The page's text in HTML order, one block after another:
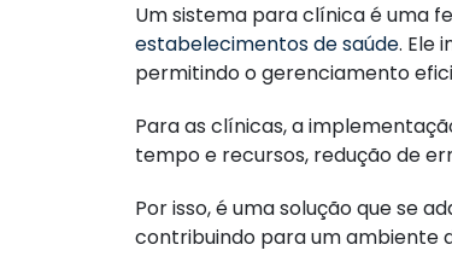
Um sistema para clínica é uma
estabelecimentos de saúde. Ele
permitindo o gerenciamento
Para as clínicas, a
tempo e recursos, redução de
Por isso, é uma solução que se
contribuindo para um ambiente